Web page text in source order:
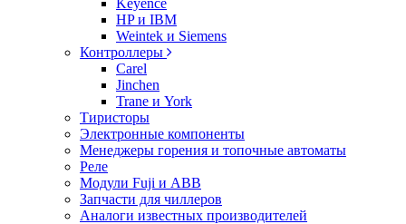
Keyence
HP и IBM
Weintek и Siemens
Контроллеры
Carel
Jinchen
Trane и York
Тиристоры
Электронные компоненты
Менеджеры горения и топочные автоматы
Реле
Модули Fuji и ABB
Запчасти для чиллеров
Аналоги известных производителей